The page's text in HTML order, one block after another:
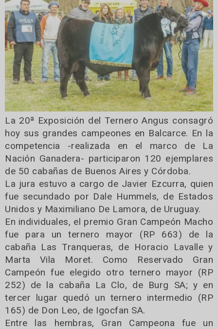
La 20ª Exposición del Ternero Angus consagró
hoy sus grandes campeones en Balcarce. En la
competencia -realizada en el marco de La
Nación Ganadera- participaron 120 ejemplares
de 50 cabañas de Buenos Aires y Córdoba.
La jura estuvo a cargo de Javier Ezcurra, quien
fue secundado por Dale Hummels, de Estados
Unidos y Maximiliano De Lamora, de Uruguay.
En individuales, el premio Gran Campeón Macho
fue para un ternero mayor (RP 663) de la
cabaña Las Tranqueras, de Horacio Lavalle y
Marta Vila Moret. Como Reservado Gran
Campeón fue elegido otro ternero mayor (RP
252) de la cabaña La Clo, de Burg SA; y en
tercer lugar quedó un ternero intermedio (RP
165) de Don Leo, de Igocfan SA.
Entre las hembras, Gran Campeona fue un